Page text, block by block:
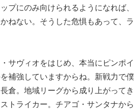
プにのみ向けられるようになれば、
ねない。そうした危惧もあって、ラ
サヴィオをはじめ、本当にピンポイ
補強していますからね。新戦力で僕
倉。地域リーグから成り上がってき
トライカー。チアゴ・サンタナから